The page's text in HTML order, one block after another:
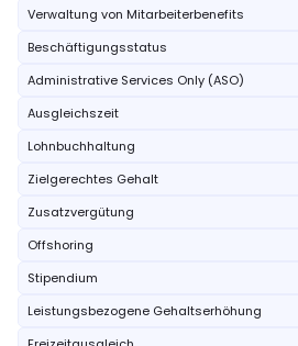
Verwaltung von Mitarbeiterbenefits
Beschäftigungsstatus
Administrative Services Only (ASO)
Ausgleichszeit
Lohnbuchhaltung
Zielgerechtes Gehalt
Zusatzvergütung
Offshoring
Stipendium
Leistungsbezogene Gehaltserhöhung